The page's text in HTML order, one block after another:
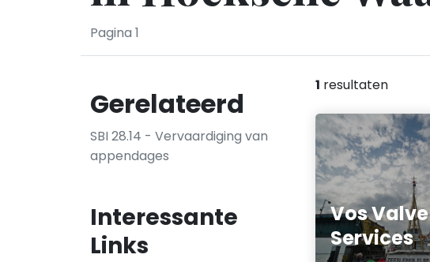
Pagina 1
Gerelateerd
SBI 28.14 - Vervaardiging van
appendages
Interessante
Links
1 resultaten
Vos Valve
Services